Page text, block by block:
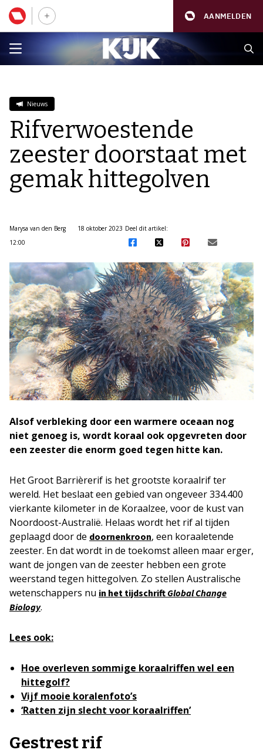
AANMELDEN
Nieuws
Rifverwoestende
zeester doorstaat met
gemak hittegolven
Marysa van den Berg
18 oktober 2023
12:00
Deel dit artikel:
Alsof verbleking door een warmere oceaan nog
niet genoeg is, wordt koraal ook opgevreten door
een zeester die enorm goed tegen hitte kan.
Het Groot Barrièrerif is het grootste koraalrif ter
wereld. Het beslaat een gebied van ongeveer 334.400
vierkante kilometer in de Koraalzee, voor de kust van
Noordoost-Australië. Helaas wordt het rif al tijden
geplaagd door de doornenkroon, een koraaletende
zeester. En dat wordt in de toekomst alleen maar erger,
want de jongen van de zeester hebben een grote
weerstand tegen hittegolven. Zo stellen Australische
wetenschappers nu in het tijdschrift Global Change
Biology.
Lees ook:
Hoe overleven sommige koraalriffen wel een
hittegolf?
Vijf mooie koralenfoto’s
‘Ratten zijn slecht voor koraalriffen’
Gestrest rif